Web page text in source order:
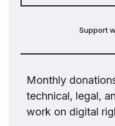
Support
Monthly
technical, legal,
work on digital